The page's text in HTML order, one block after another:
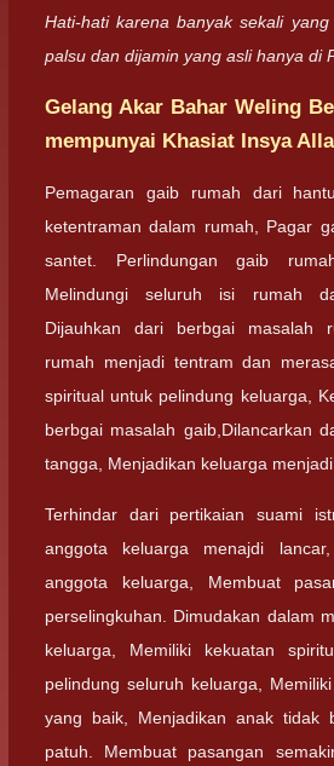
Hati-hati karena banyak sekali
palsu dan dijamin yang asli hanya di
Gelang Akar Bahar Weling
mempunyai Khasiat Insya
Pemagaran gaib rumah dari
ketentraman dalam rumah, Pagar
santet. Perlindungan gaib
Melindungi seluruh isi rumah
Dijauhkan dari berbgai masalah
rumah menjadi tentram dan
spiritual untuk pelindung keluarga,
berbgai masalah gaib,Dilancarkan
tangga, Menjadikan keluarga
Terhindar dari pertikaian suami
anggota keluarga menajdi
anggota keluarga, Membuat
perselingkuhan. Dimudakan dalam
keluarga, Memiliki kekuatan
pelindung seluruh keluarga,
yang baik, Menjadikan anak tidak
patuh. Membuat pasangan